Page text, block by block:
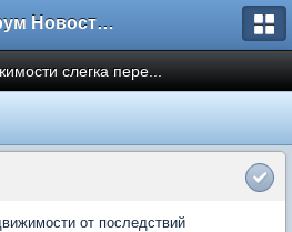
Форум Новостройки
слегка пере...
от последствий